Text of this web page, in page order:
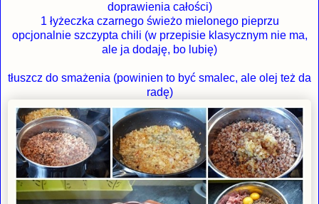
doprawienia całości)
1 łyżeczka czarnego świeżo mielonego pieprzu
opcjonalnie szczypta chili (w przepisie klasycznym nie ma,
ale ja dodaję, bo lubię)
tłuszcz do smażenia (powinien to być smalec, ale olej też da
radę)